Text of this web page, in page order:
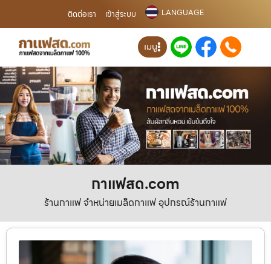
ติดต่อเรา เข้าสู่ระบบ LANGUAGE
เมนู
กาแฟสด.com
ร้านกาแฟ จำหน่ายเมล็ดกาแฟ อุปกรณ์ร้านกาแฟ